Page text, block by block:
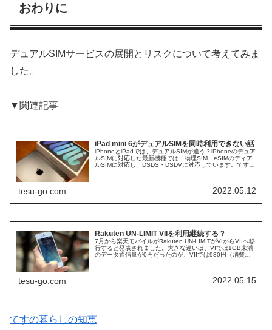
おわりに
デュアルSIMサービスの展開とリスクについて考えてみま
した。
▼関連記事
iPad mini 6がデュアルSIMを同時利用できない話
iPhoneとiPadでは、デュアルSIMが違う？iPhoneのデュア
ルSIMに対応した最新機種では、物理SIM、eSIMのディア
ルSIMに対応し、DSDS・DSDVに対応しています。てすも
tesu-go.com 2022.05.12
Rakuten UN-LIMIT VIIを利用継続する？
7月から楽天モバイルがRakuten UN-LIMITがVIからVIIへ移
行すると発表されました。大きな違いは、VIでは1GB未満
のデータ通信量が0円だったのが、VIIでは980円（消費税
tesu-go.com 2022.05.15
てすの暮らしの知恵